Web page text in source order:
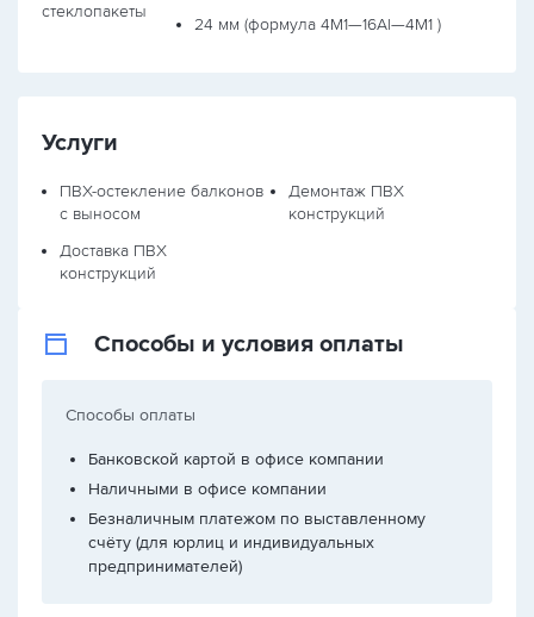
стеклопакеты
24 мм (формула 4М1—16Al—4М1 )
Услуги
ПВХ-остекление балконов
с выносом
Доставка ПВХ
конструкций
Демонтаж ПВХ
конструкций
Способы и условия оплаты
Способы оплаты
Банковской картой в офисе компании
Наличными в офисе компании
Безналичным платежом по выставленному
счёту (для юрлиц и индивидуальных
предпринимателей)